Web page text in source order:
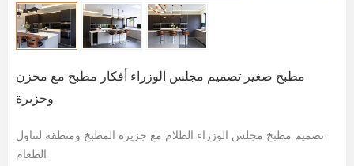
مطبخ صغير تصميم مجلس الوزراء أفكار مطبخ مع مخزن
وجزيرة
تصميم مطبخ مجلس الوزراء الظلام مع جزيرة المطبخ ومنطقة لتناول
الطعام